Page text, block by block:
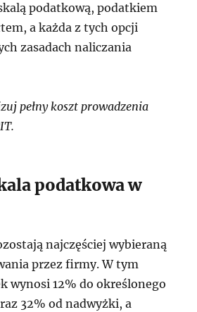
podatkową, podatkiem
a każda z tych opcji
zasadach naliczania
pełny koszt prowadzenia
podatkowa w
najczęściej wybieraną
przez firmy. W tym
wynosi 12% do określonego
32% od nadwyżki, a